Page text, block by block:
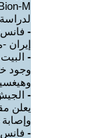
-
إيران
-
وجود
-
يعلن
وإصابة 4 جنوب لبنان
- فانس